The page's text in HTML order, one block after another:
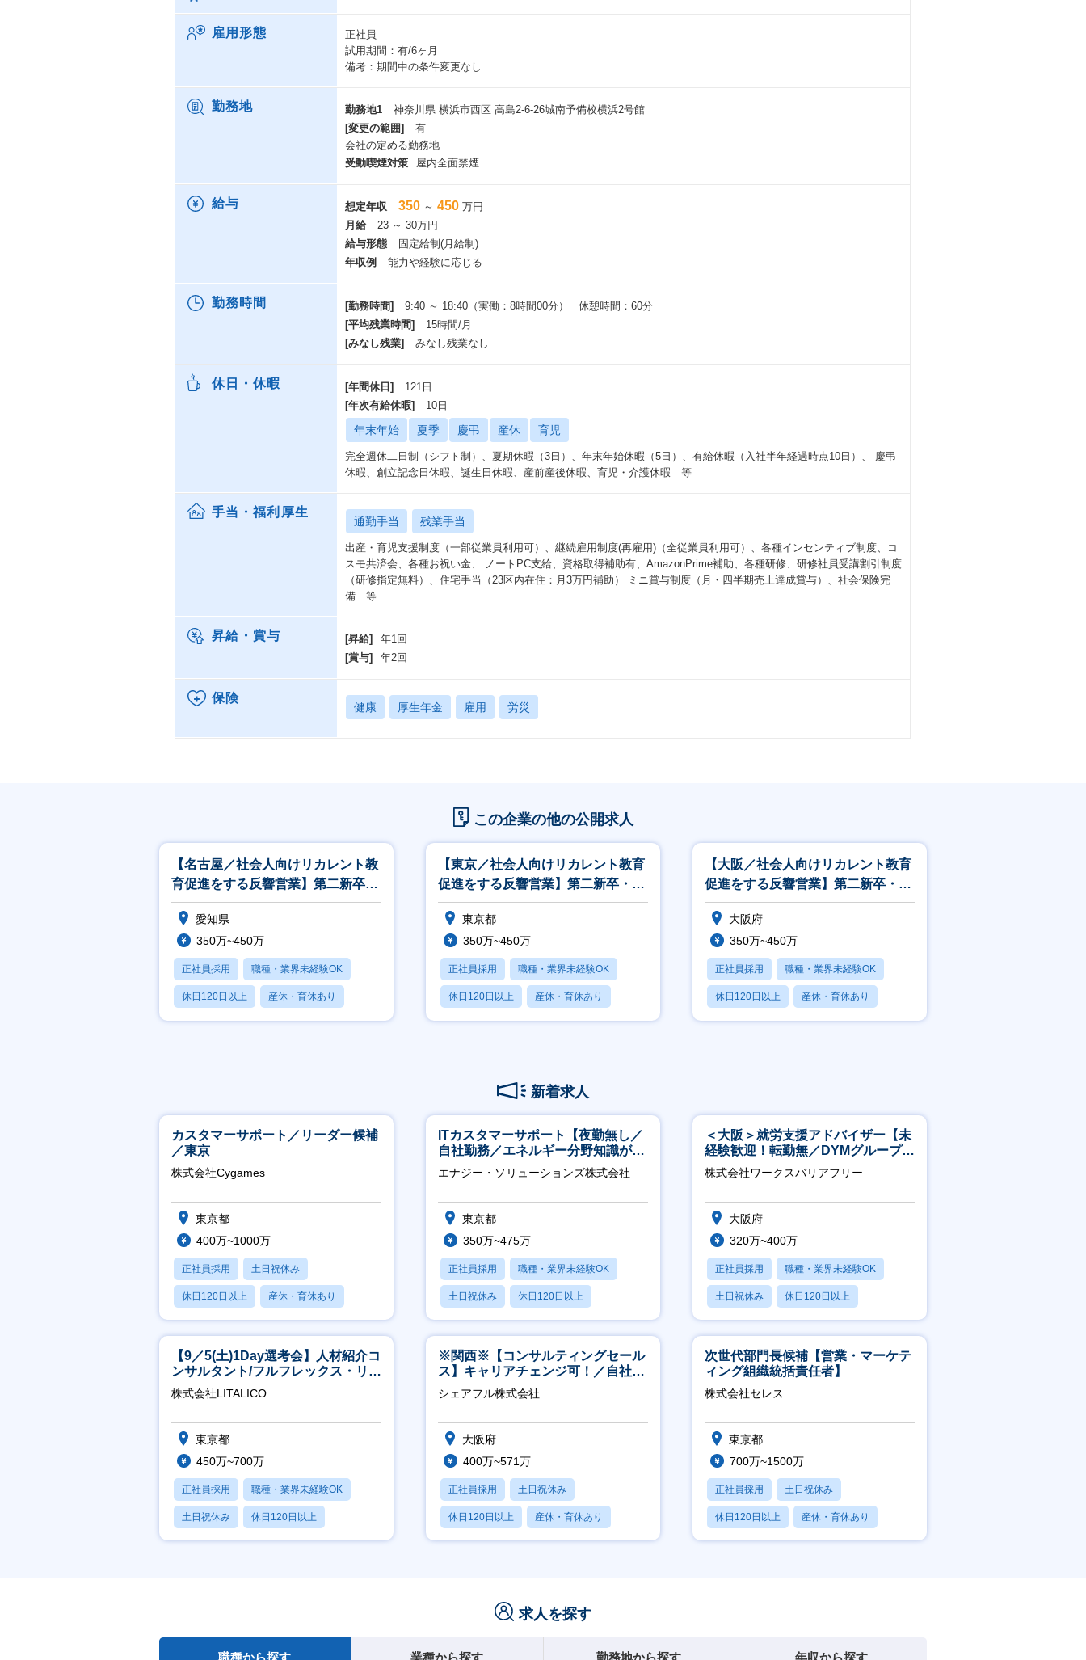
雇用形態
正社員
試用期間：有/6ヶ月
備考：期間中の条件変更なし
勤務地 勤務地1
神奈川県 横浜市西区 高島2-6-26城南予備校横浜2号館
[変更の範囲]
有
会社の定める勤務地
受動喫煙対策
屋内全面禁煙
給与 想定年収 350 ～ 450 万円
月給
23 ～ 30万円
給与形態
固定給制(月給制)
年収例
能力や経験に応じる
勤務時間 [勤務時間]
9:40 ～ 18:40（実働：8時間00分） 休憩時間：60分
[平均残業時間]
15時間/月
[みなし残業]
みなし残業なし
休日・休暇 [年間休日]
121日
[年次有給休暇]
10日
年末年始 夏季 慶弔 産休 育児
完全週休二日制（シフト制）、夏期休暇（3日）、年末年始休暇（5日）、有給休暇（入社半年経過時点10日）、 慶弔
休暇、創立記念日休暇、誕生日休暇、産前産後休暇、育児・介護休暇 等
手当・福利厚生
通勤手当 残業手当
出産・育児支援制度（一部従業員利用可）、継続雇用制度(再雇用)（全従業員利用可）、各種インセンティブ制度、コ
スモ共済会、各種お祝い金、 ノートPC支給、資格取得補助有、AmazonPrime補助、各種研修、研修社員受講割引制度
（研修指定無料）、住宅手当（23区内在住：月3万円補助） ミニ賞与制度（月・四半期売上達成賞与）、社会保険完
備 等
昇給・賞与 [昇給]
年1回
[賞与]
年2回
保険
健康 厚生年金 雇用 労災
この企業の他の公開求人
【名古屋／社会人向けリカレント教
育促進をする反響営業】第二新卒・
未経験可／資格取得支援
愛知県
350万~450万
正社員採用 職種・業界未経験OK
休日120日以上 産休・育休あり
月残業20時間以内
【東京／社会人向けリカレント教育
促進をする反響営業】第二新卒・未
経験可／資格取得支援
東京都
350万~450万
正社員採用 職種・業界未経験OK
休日120日以上 産休・育休あり
月残業20時間以内
【大阪／社会人向けリカレント教育
促進をする反響営業】第二新卒・未
経験可／資格取得支援
大阪府
350万~450万
正社員採用 職種・業界未経験OK
休日120日以上 産休・育休あり
月残業20時間以内
新着求人
カスタマーサポート／リーダー候補
／東京
株式会社Cygames
東京都
400万~1000万
正社員採用 土日祝休み
休日120日以上 産休・育休あり
月残業20時間以内
ITカスタマーサポート【夜勤無し／
自社勤務／エネルギー分野知識が身
につきます】
エナジー・ソリューションズ株式会社
東京都
350万~475万
正社員採用 職種・業界未経験OK
土日祝休み 休日120日以上
産休・育休あり
＜大阪＞就労支援アドバイザー【未
経験歓迎！転勤無／DYMグループ／
ホスピタリティ高い方歓迎／土日
祝】
株式会社ワークスバリアフリー
大阪府
320万~400万
正社員採用 職種・業界未経験OK
土日祝休み 休日120日以上
産休・育休あり
【9／5(土)1Day選考会】人材紹介コ
ンサルタント/フルフレックス・リモ
ート/育休最長6年取得可
株式会社LITALICO
東京都
450万~700万
正社員採用 職種・業界未経験OK
土日祝休み 休日120日以上
産休・育休あり
※関西※【コンサルティングセール
ス】キャリアチェンジ可！／自社サ
ービス『シェアフル』の営業
シェアフル株式会社
大阪府
400万~571万
正社員採用 土日祝休み
休日120日以上 産休・育休あり
賞与あり
次世代部門長候補【営業・マーケテ
ィング組織統括責任者】
株式会社セレス
東京都
700万~1500万
正社員採用 土日祝休み
休日120日以上 産休・育休あり
賞与あり
求人を探す
職種から探す 業種から探す 勤務地から探す 年収から探す